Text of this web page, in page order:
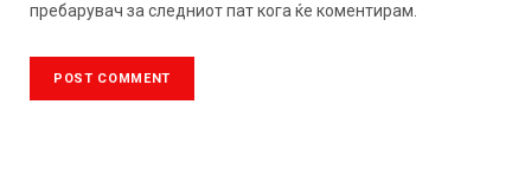
пребарувач за следниот пат кога ќе коментирам.